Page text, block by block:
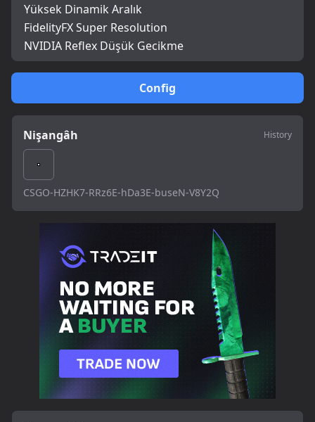
Config
Nişangâh History
CSGO-HZHK7-RRz6E-hDa3E-buseN-V8Y2Q
Yüksek Dinamik Aralık
FidelityFX Super Resolution
NVIDIA Reflex Düşük Gecikme